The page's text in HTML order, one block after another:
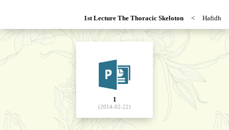
Hafidh
1st Lecture The Thoracic Skeloton
1
(2014-02-22)